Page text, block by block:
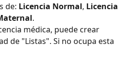
de: Licencia Normal, Licencia
.
médica, puede crear
de "Listas". Si no ocupa esta